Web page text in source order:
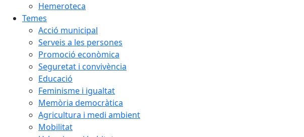
Hemeroteca
Temes
Acció municipal
Serveis a les persones
Promoció econòmica
Seguretat i convivència
Educació
Feminisme i igualtat
Memòria democràtica
Agricultura i medi ambient
Mobilitat